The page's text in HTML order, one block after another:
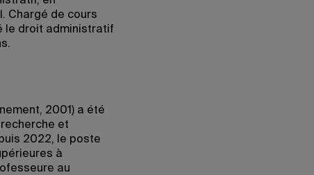
Chargé de cours
le droit administratif
2001) a été
et
2022, le poste
à
au